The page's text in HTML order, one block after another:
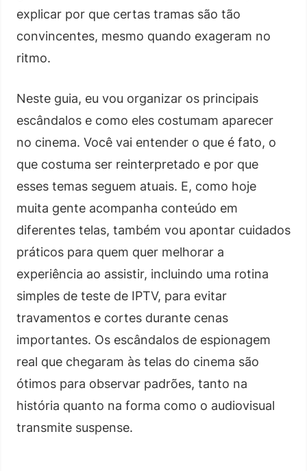
explicar por que certas tramas são tão
convincentes, mesmo quando exageram no
ritmo.
Neste guia, eu vou organizar os principais
escândalos e como eles costumam aparecer
no cinema. Você vai entender o que é fato, o
que costuma ser reinterpretado e por que
esses temas seguem atuais. E, como hoje
muita gente acompanha conteúdo em
diferentes telas, também vou apontar cuidados
práticos para quem quer melhorar a
experiência ao assistir, incluindo uma rotina
simples de teste de IPTV, para evitar
travamentos e cortes durante cenas
importantes. Os escândalos de espionagem
real que chegaram às telas do cinema são
ótimos para observar padrões, tanto na
história quanto na forma como o audiovisual
transmite suspense.